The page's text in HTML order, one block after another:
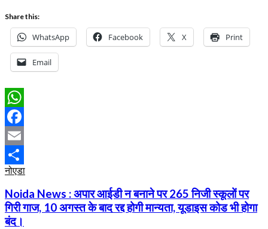
Share this:
WhatsApp Facebook X Print
Email
WhatsApp
Facebook
Email
Share
नोएडा
Noida News : अपार आईडी न बनाने पर 265 निजी स्कूलों पर
गिरी गाज, 10 अगस्त के बाद रद्द होगी मान्यता, यूडाइस कोड भी होगा
बंद।